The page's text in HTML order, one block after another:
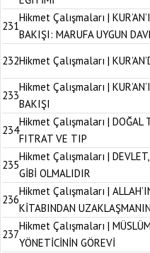
231
Hikmet Çalışmaları |
BAKIŞI: MARUFA UYGUN
232Hikmet Çalışmaları |
233
Hikmet Çalışmaları |
BAKIŞI
234
Hikmet Çalışmaları | DOĞAL
FITRAT VE TIP
235
Hikmet Çalışmaları | DEVLET,
GİBİ OLMALIDIR
236
Hikmet Çalışmaları |
KİTABINDAN
237
Hikmet Çalışmaları |
YÖNETİCİNİN GÖREVİ